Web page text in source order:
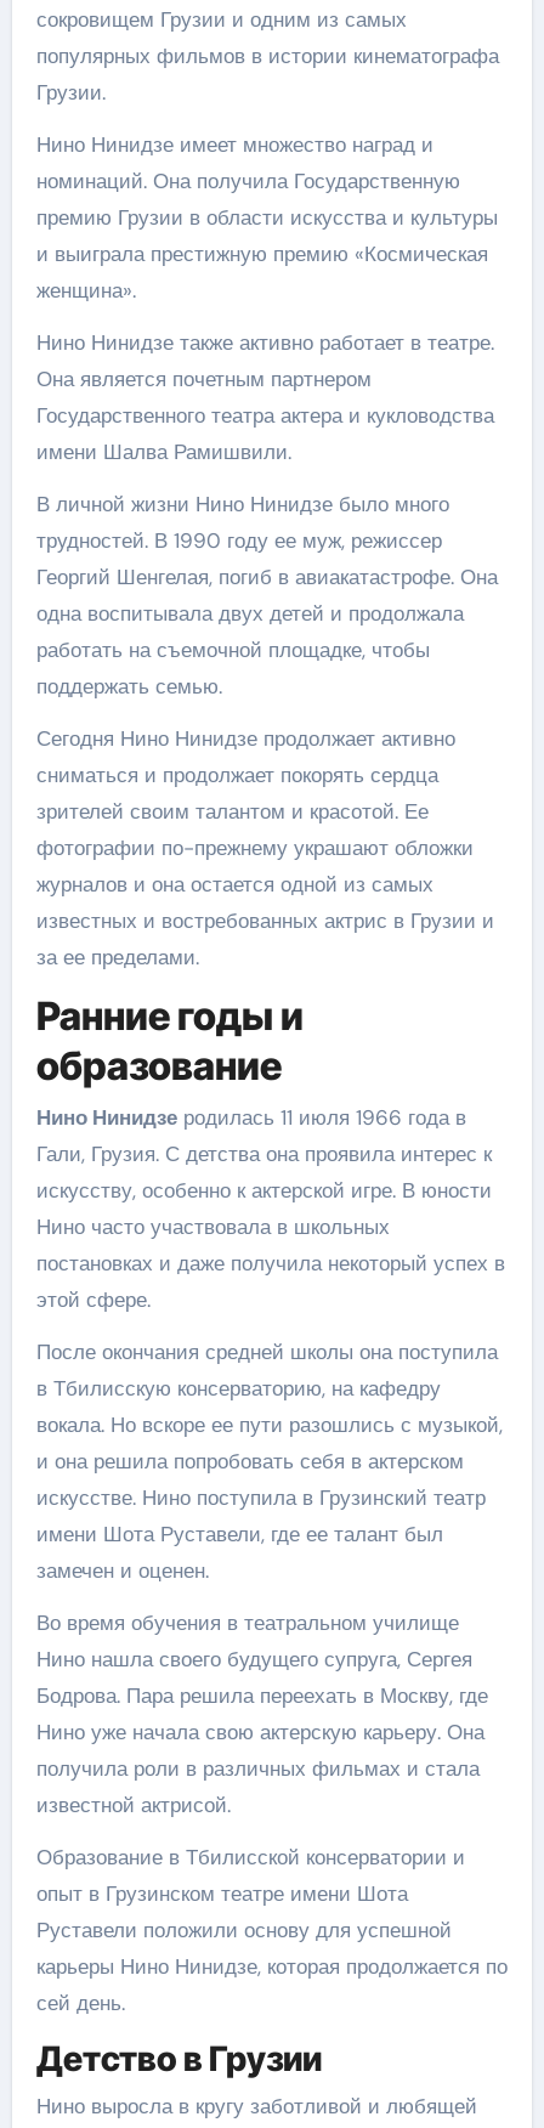
сокровищем Грузии и одним из самых
популярных фильмов в истории кинематографа
Грузии.
Нино Нинидзе имеет множество наград и
номинаций. Она получила Государственную
премию Грузии в области искусства и культуры
и выиграла престижную премию «Космическая
женщина».
Нино Нинидзе также активно работает в театре.
Она является почетным партнером
Государственного театра актера и кукловодства
имени Шалва Рамишвили.
В личной жизни Нино Нинидзе было много
трудностей. В 1990 году ее муж, режиссер
Георгий Шенгелая, погиб в авиакатастрофе. Она
одна воспитывала двух детей и продолжала
работать на съемочной площадке, чтобы
поддержать семью.
Сегодня Нино Нинидзе продолжает активно
сниматься и продолжает покорять сердца
зрителей своим талантом и красотой. Ее
фотографии по-прежнему украшают обложки
журналов и она остается одной из самых
известных и востребованных актрис в Грузии и
за ее пределами.
Ранние годы и
образование
Нино Нинидзеродилась 11 июля 1966 года в
Гали, Грузия. С детства она проявила интерес к
искусству, особенно к актерской игре. В юности
Нино часто участвовала в школьных
постановках и даже получила некоторый успех в
этой сфере.
После окончания средней школы она поступила
в Тбилисскую консерваторию, на кафедру
вокала. Но вскоре ее пути разошлись с музыкой,
и она решила попробовать себя в актерском
искусстве. Нино поступила в Грузинский театр
имени Шота Руставели, где ее талант был
замечен и оценен.
Во время обучения в театральном училище
Нино нашла своего будущего супруга, Сергея
Бодрова. Пара решила переехать в Москву, где
Нино уже начала свою актерскую карьеру. Она
получила роли в различных фильмах и стала
известной актрисой.
Образование в Тбилисской консерватории и
опыт в Грузинском театре имени Шота
Руставели положили основу для успешной
карьеры Нино Нинидзе, которая продолжается по
сей день.
Детство в Грузии
Нино выросла в кругу заботливой и любящей